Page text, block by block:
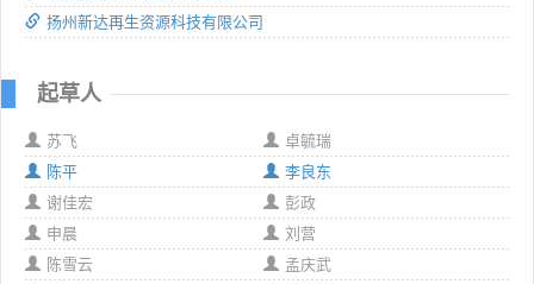
扬州新达再生资源科技有限公司
起草人
苏飞
卓毓瑞
陈平
李良东
谢佳宏
彭政
申晨
刘营
陈雪云
孟庆武